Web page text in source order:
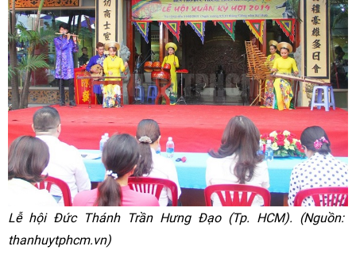
Lễ hội Đức Thánh Trần Hưng Đạo (Tp. HCM). (Nguồn:
thanhuytphcm.vn)